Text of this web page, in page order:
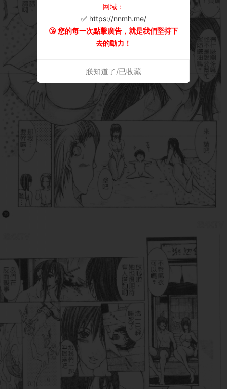
网域：
✅ https://nnmh.me/
😘 您的每一次點擊廣告，就是我們堅持下
去的動力！
朕知道了/已收藏